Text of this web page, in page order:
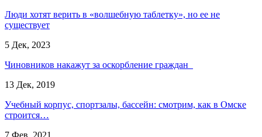
Люди хотят верить в «волшебную таблетку», но ее не
существует
5 Дек, 2023
Чиновников накажут за оскорбление граждан
13 Дек, 2019
Учебный корпус, спортзалы, бассейн: смотрим, как в Омске
строится…
7 Фев, 2021